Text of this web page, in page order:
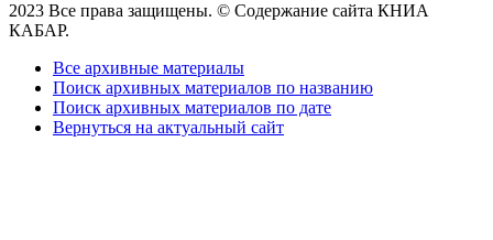
2023 Все права защищены. © Содержание сайта КНИА
КАБАР.
Все архивные материалы
Поиск архивных материалов по названию
Поиск архивных материалов по дате
Вернуться на актуальный сайт